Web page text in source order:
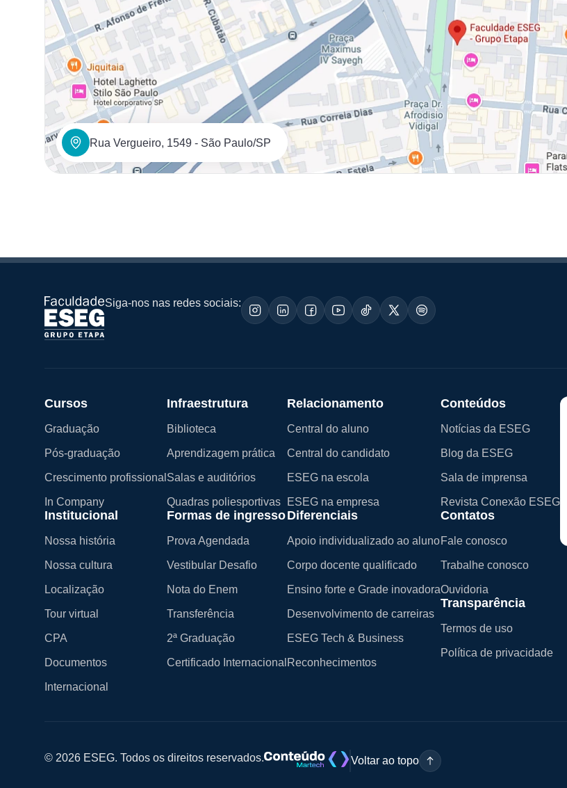
Rua Vergueiro, 1549 - São Paulo/SP
Siga-nos nas redes sociais:
Cursos
Graduação
Pós-graduação
Crescimento profissional
In Company
Institucional
Nossa história
Nossa cultura
Localização
Tour virtual
CPA
Documentos
Internacional
Infraestrutura
Biblioteca
Aprendizagem prática
Salas e auditórios
Quadras poliesportivas
Formas de ingresso
Prova Agendada
Vestibular Desafio
Nota do Enem
Transferência
2ª Graduação
Certificado Internacional
Relacionamento
Central do aluno
Central do candidato
ESEG na escola
ESEG na empresa
Diferenciais
Apoio individualizado ao aluno
Corpo docente qualificado
Ensino forte e Grade inovadora
Desenvolvimento de carreiras
ESEG Tech & Business
Reconhecimentos
Conteúdos
Notícias da ESEG
Blog da ESEG
Sala de imprensa
Revista Conexão ESEG
Contatos
Fale conosco
Trabalhe conosco
Ouvidoria
Transparência
Termos de uso
Política de privacidade
© 2026 ESEG. Todos os direitos reservados. Voltar ao topo